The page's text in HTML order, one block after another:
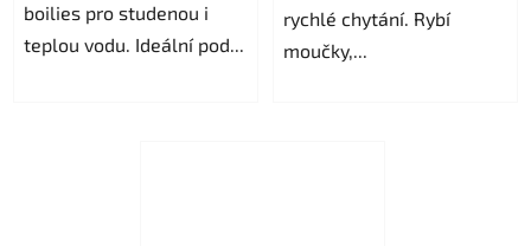
boilies pro studenou i
teplou vodu. Ideální pod...
rychlé chytání. Rybí
moučky,...